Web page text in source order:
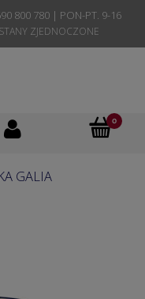
800 780 | PON-PT. 9-16
GALIA